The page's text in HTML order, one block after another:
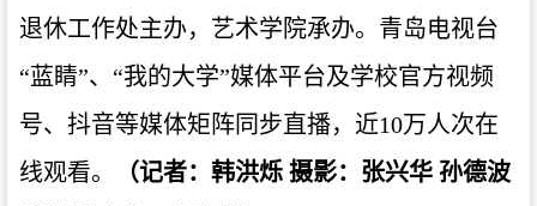
退休工作处主办，艺术学院承办。青岛电视台
“蓝睛”、“我的大学”媒体平台及学校官方视频
号、抖音等媒体矩阵同步直播，近10万人次在
线观看。
（记者：韩洪烁 摄影：张兴华 孙德波